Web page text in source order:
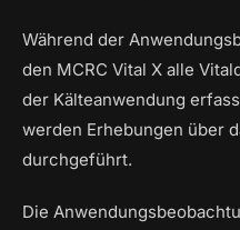
Während der
den MCRC Vital X alle
der Kälteanwendung
werden Erhebungen über
durchgeführt.
Die